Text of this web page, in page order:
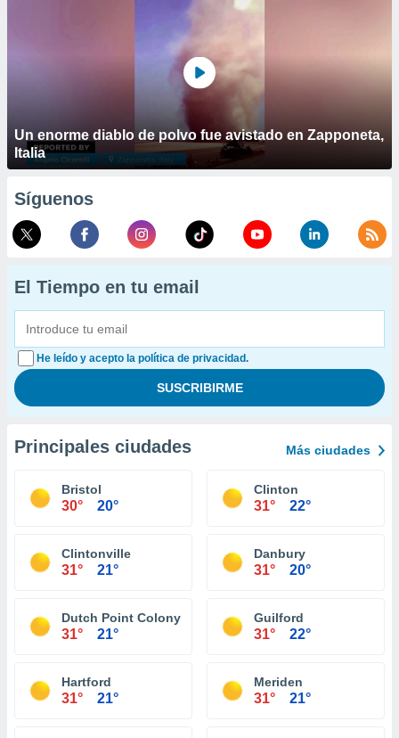
Un enorme diablo de polvo fue avistado en Zapponeta,
Italia
Síguenos
El Tiempo en tu email
He leído y acepto la política de privacidad.
Principales ciudades Más ciudades
Bristol
30° 20°
Clinton
31° 22°
Clintonville
31° 21°
Danbury
31° 20°
Dutch Point Colony
31° 21°
Guilford
31° 22°
Hartford
31° 21°
Meriden
31° 21°